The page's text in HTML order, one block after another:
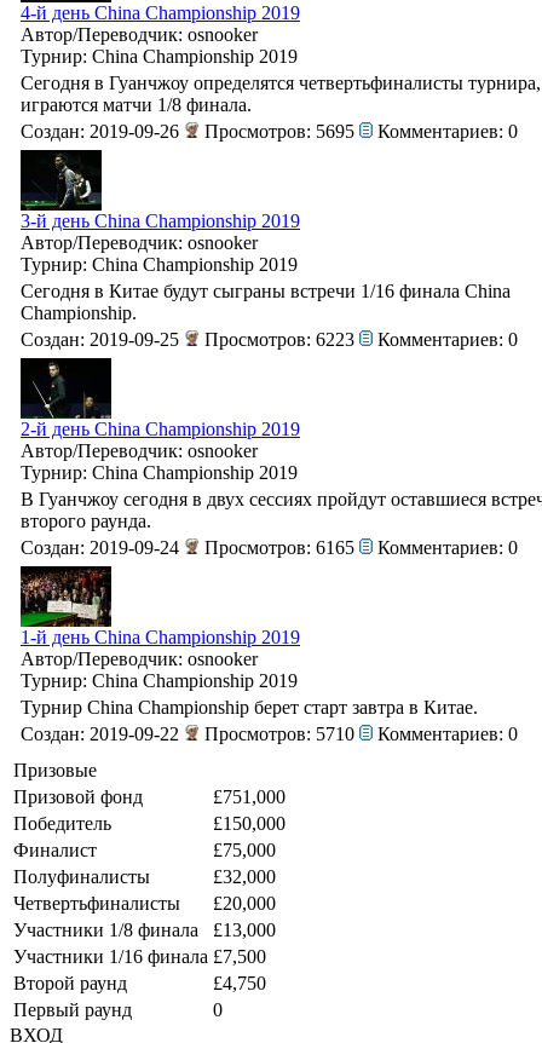
4-й день China Championship 2019
Автор/Переводчик: osnooker
Турнир: China Championship 2019
Сегодня в Гуанчжоу определятся четвертьфиналисты турнира,
играются матчи 1/8 финала.
Создан: 2019-09-26
Просмотров: 5695 Комментариев: 0
3-й день China Championship 2019
Автор/Переводчик: osnooker
Турнир: China Championship 2019
Сегодня в Китае будут сыграны встречи 1/16 финала China
Championship.
Создан: 2019-09-25
Просмотров: 6223 Комментариев: 0
2-й день China Championship 2019
Автор/Переводчик: osnooker
Турнир: China Championship 2019
В Гуанчжоу сегодня в двух сессиях пройдут оставшиеся
второго раунда.
Создан: 2019-09-24
Просмотров: 6165 Комментариев: 0
1-й день China Championship 2019
Автор/Переводчик: osnooker
Турнир: China Championship 2019
Турнир China Championship берет старт завтра в Китае.
Создан: 2019-09-22
Просмотров: 5710
Комментариев: 0
Призовые
Призовой фонд
£751,000
Победитель
£150,000
Финалист
£75,000
Полуфиналисты
£32,000
Четвертьфиналисты
£20,000
Участники 1/8 финала
£13,000
Участники 1/16 финала £7,500
Второй раунд
£4,750
Первый раунд
0
ВХОД